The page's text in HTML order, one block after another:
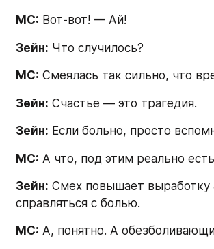
МС: Вот-вот! — Ай!
Зейн: Что случилось?
МС: Смеялась так сильно, что
Зейн: Счастье — это трагедия.
Зейн: Если больно, просто
МС: А что, под этим реально
Зейн: Смех повышает выработку
справляться с болью.
МС: А, понятно. А